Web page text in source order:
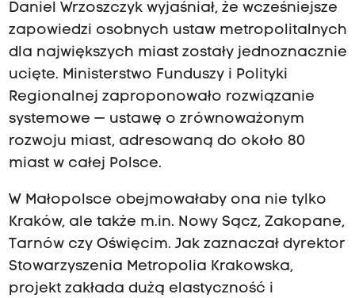
Daniel Wrzoszczyk wyjaśniał, że wcześniejsze
zapowiedzi osobnych ustaw metropolitalnych
dla największych miast zostały jednoznacznie
ucięte. Ministerstwo Funduszy i Polityki
Regionalnej zaproponowało rozwiązanie
systemowe — ustawę o zrównoważonym
rozwoju miast, adresowaną do około 80
miast w całej Polsce.
W Małopolsce obejmowałaby ona nie tylko
Kraków, ale także m.in. Nowy Sącz, Zakopane,
Tarnów czy Oświęcim. Jak zaznaczał dyrektor
Stowarzyszenia Metropolia Krakowska,
projekt zakłada dużą elastyczność i